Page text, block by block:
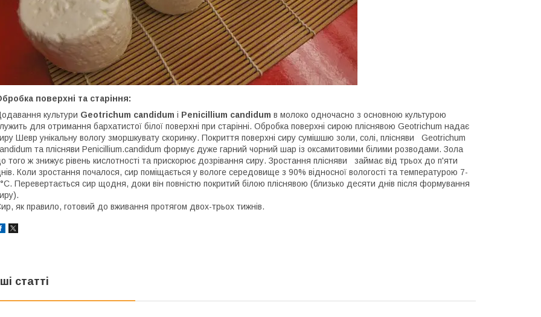
поверхні та старіння:
культури Geotrichum candidum і Penicillium candidum в молоко одночасно з основною культурою
для отримання бархатистої білої поверхні при старінні. Обробка поверхні сирою пліснявою Geotrichum надає
Шевр унікальну вологу зморшкувату скоринку. Покриття поверхні сиру сумішшю золи, солі, плісняви Geotrichum
та плісняви Penicillium.candidum формує дуже гарний чорний шар із оксамитовими білими розводами. Зола
того ж знижує рівень кислотності та прискорює дозрівання сиру. Зростання плісняви займає від трьох до п'яти
Коли зростання почалося, сир поміщається у вологе середовище з 90% відносної вологості та температурою 7-
Перевертається сир щодня, доки він повністю покритий білою пліснявою (близько десяти днів після формування
як правило, готовий до вживання протягом двох-трьох тижнів.
статті